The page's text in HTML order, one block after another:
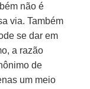
não é
via. Também
se dar em
a razão
de
um meio